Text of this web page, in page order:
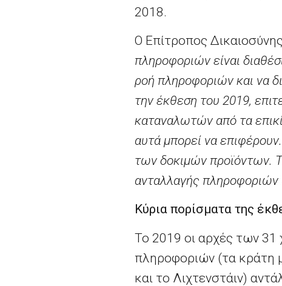
2018.
Ο Επίτροπος
πληροφοριών είναι
ροή πληροφοριών και να
την έκθεση του 2019,
καταναλωτών από τα
αυτά μπορεί να
των δοκιμών προϊόντων.
ανταλλαγής πληροφοριών
Κύρια πορίσματα της
Το 2019 οι αρχές των
πληροφοριών (τα κράτη
και το Λιχτενστάιν)